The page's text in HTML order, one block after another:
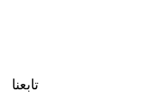
تابعنا